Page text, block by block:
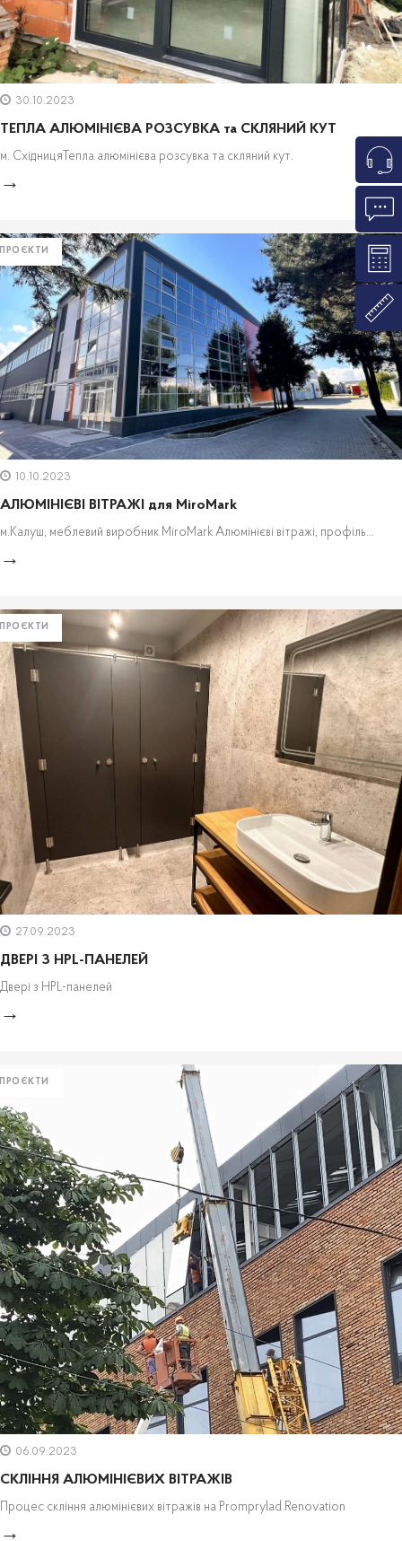
30.10.2023
ТЕПЛА АЛЮМІНІЄВА РОЗСУВКА та СКЛЯНИЙ КУТ
м. СхідницяТепла алюмінієва розсувка та скляний кут.
ПРОЄКТИ
10.10.2023
АЛЮМІНІЄВІ ВІТРАЖІ для MiroMark
м.Калуш, меблевий виробник MiroMark Алюмінієві вітражі, профіль...
ПРОЄКТИ
27.09.2023
ДВЕРІ З HPL-ПАНЕЛЕЙ
Двері з HPL-панелей
ПРОЄКТИ
06.09.2023
СКЛІННЯ АЛЮМІНІЄВИХ ВІТРАЖІВ
Процес скління алюмінієвих вітражів на Promprylad.Renovation